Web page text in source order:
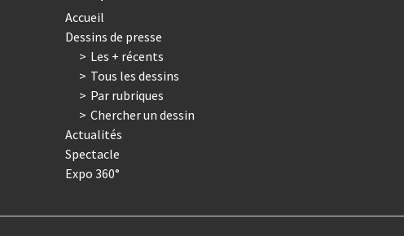
Accueil
Dessins de presse
Les + récents
Tous les dessins
Par rubriques
Chercher un dessin
Actualités
Spectacle
Expo 360°